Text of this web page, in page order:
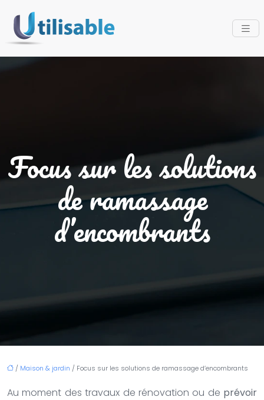
Focus sur les solutions
de ramassage
d’encombrants
/ Maison & jardin / Focus sur les solutions de ramassage d’encombrants
Au moment des travaux de rénovation ou de prévoir